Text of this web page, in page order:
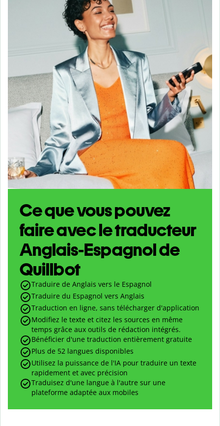
Ce que vous pouvez
faire avec le traducteur
Anglais-Espagnol de
Quillbot
Traduire de Anglais vers le Espagnol
Traduire du Espagnol vers Anglais
Traduction en ligne, sans télécharger d'application
Modifiez le texte et citez les sources en même
temps grâce aux outils de rédaction intégrés.
Bénéficier d'une traduction entièrement gratuite
Plus de 52 langues disponibles
Utilisez la puissance de l'IA pour traduire un texte
rapidement et avec précision
Traduisez d'une langue à l'autre sur une
plateforme adaptée aux mobiles